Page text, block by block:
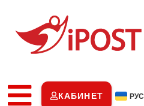
КАБИНЕТ РУС